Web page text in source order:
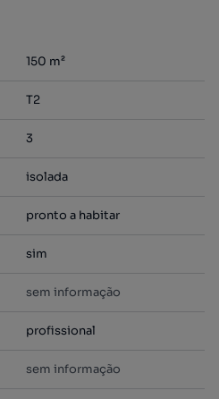
150 m²
T2
3
isolada
pronto a habitar
sim
sem informação
profissional
sem informação